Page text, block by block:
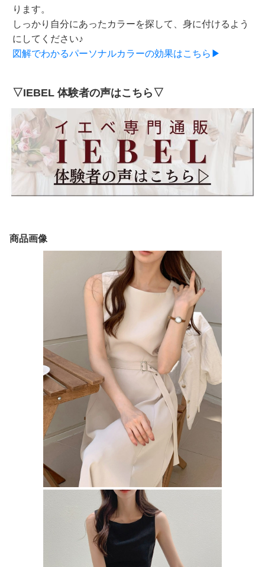
ります。
しっかり自分にあったカラーを探して、身に付けるよう
にしてください♪
図解でわかるパーソナルカラーの効果はこちら▶
▽IEBEL 体験者の声はこちら▽
商品画像